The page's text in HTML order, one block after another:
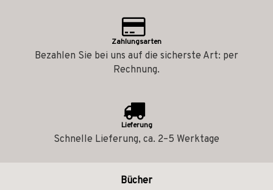
Zahlungsarten
Bezahlen Sie bei uns auf die sicherste Art: per
Rechnung.
Lieferung
Schnelle Lieferung, ca. 2–5 Werktage
Bücher